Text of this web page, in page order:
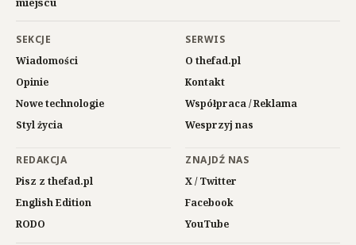
SEKCJE
Wiadomości
Opinie
Nowe technologie
Styl życia
SERWIS
O thefad.pl
Kontakt
Współpraca / Reklama
Wesprzyj nas
REDAKCJA
Pisz z thefad.pl
English Edition
RODO
ZNAJDŹ NAS
X / Twitter
Facebook
YouTube